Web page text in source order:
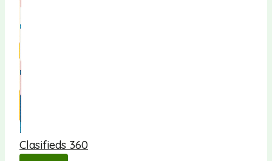
Clasifieds 360